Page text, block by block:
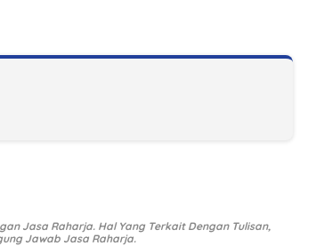
Jasa Raharja. Hal Yang Terkait Dengan Tulisan,
Jawab Jasa Raharja.